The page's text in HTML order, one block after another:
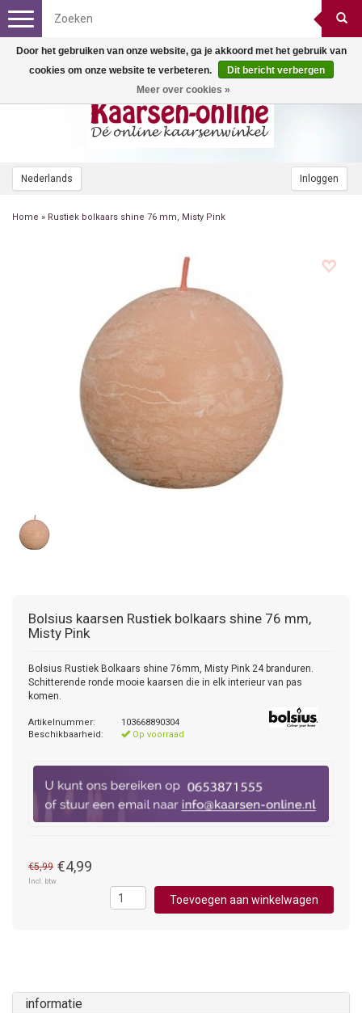
Nederlands Inloggen
Toggle
navigation
Home » Rustiek bolkaars shine 76 mm, Misty Pink
Bolsius kaarsen Rustiek bolkaars shine 76 mm,
Misty Pink
Bolsius Rustiek Bolkaars shine 76mm, Misty Pink 24 branduren.
Schitterende ronde mooie kaarsen die in elk interieur van pas
komen.
Artikelnummer:
103668890304
Beschikbaarheid:
Op voorraad
€5,99 €4,99
Incl. btw
Toevoegen aan winkelwagen
informatie
Door het gebruiken van onze website, ga je akkoord met het gebruik van
cookies om onze website te verbeteren.
Dit bericht verbergen
Meer over cookies »